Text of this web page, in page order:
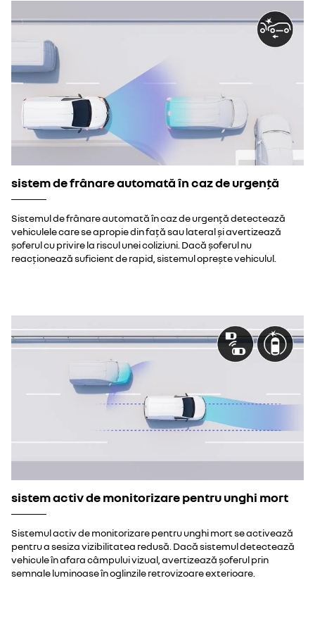
sistem de frânare automată în caz de urgență
Sistemul de frânare automată în caz de urgență detectează
vehiculele care se apropie din față sau lateral și avertizează
șoferul cu privire la riscul unei coliziuni. Dacă șoferul nu
reacționează suficient de rapid, sistemul oprește vehiculul.
sistem activ de monitorizare pentru unghi mort
Sistemul activ de monitorizare pentru unghi mort se activează
pentru a sesiza vizibilitatea redusă. Dacă sistemul detectează
vehicule în afara câmpului vizual, avertizează șoferul prin
semnale luminoase în oglinzile retrovizoare exterioare.